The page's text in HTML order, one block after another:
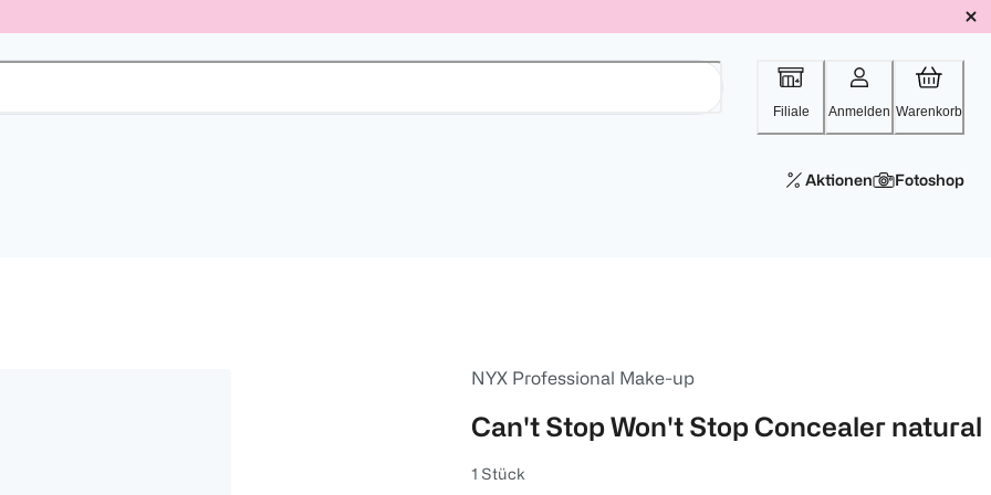
Filiale Anmelden Warenkorb
Aktionen Fotoshop
NYX Professional Make-up
Can't Stop Won't Stop Concealer natural
1 Stück